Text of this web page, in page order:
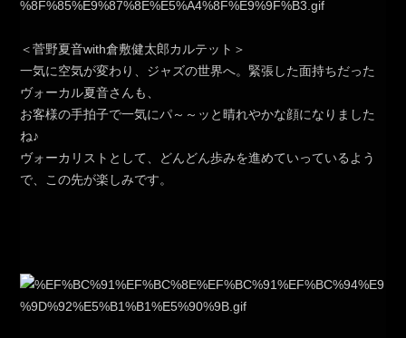
＜菅野夏音with倉敷健太郎カルテット＞
一気に空気が変わり、ジャズの世界へ。緊張した面持ちだった
ヴォーカル夏音さんも、
お客様の手拍子で一気にパ～～ッと晴れやかな顔になりました
ね♪
ヴォーカリストとして、どんどん歩みを進めていっているよう
で、この先が楽しみです。